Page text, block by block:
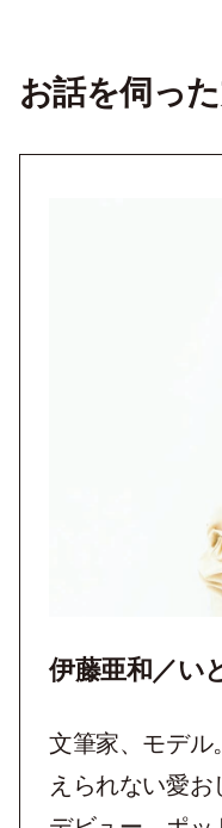
お話を伺っ
伊藤亜和／い
文筆家、モデル
えられない愛お